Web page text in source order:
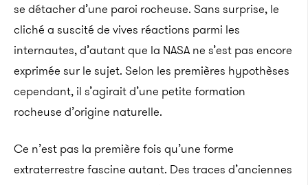
se détacher d’une paroi rocheuse. Sans surprise, le
cliché a suscité de vives réactions parmi les
internautes, d’autant que la NASA ne s’est pas encore
exprimée sur le sujet. Selon les premières hypothèses
cependant, il s’agirait d’une petite formation
rocheuse d’origine naturelle.
Ce n’est pas la première fois qu’une forme
extraterrestre fascine autant. Des traces d’anciennes